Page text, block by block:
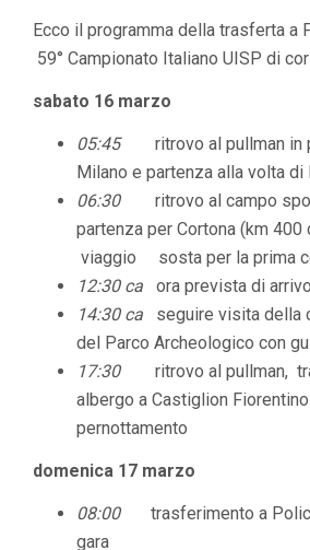
Ecco il programma della trasferta a
59° Campionato Italiano UISP di
sabato 16 marzo
05:45ritrovo al pullman in
Milano e partenza alla volta
06:30ritrovo al campo
partenza per Cortona (km 400
viaggio sosta per la prima
12:30 ca ora prevista di
14:30 ca
seguire visita della
del Parco Archeologico con
17:30ritrovo al pullman,
albergo a Castiglion
pernottamento
domenica 17 marzo
08:00trasferimento a
gara